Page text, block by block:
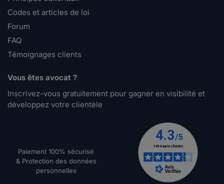
Codes et articles de loi
Forum
FAQ
Témoignages clients
Vous êtes avocat ?
Inscrivez-vous gratuitement pour gagner en visibilité et
développez votre clientèle
Paiement 100% sécurisé
& Protection des données
personnelles